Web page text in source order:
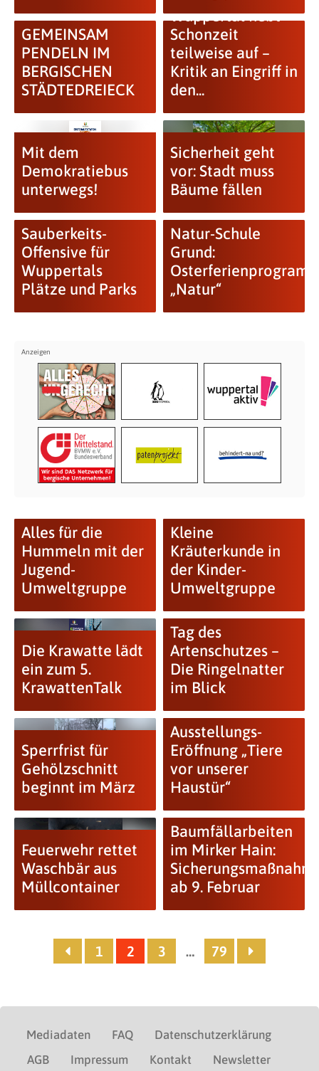
GEMEINSAM
PENDELN IM
BERGISCHEN
STÄDTEDREIECK
Wuppertal hebt
Schonzeit
teilweise auf –
Kritik an Eingriff in
den...
Mit dem
Demokratiebus
unterwegs!
Sicherheit geht
vor: Stadt muss
Bäume fällen
Sauberkeits-
Offensive für
Wuppertals
Plätze und Parks
Natur-Schule
Grund:
„Natur“
Alles für die
Hummeln mit der
Jugend-
Umweltgruppe
Kleine
Kräuterkunde in
der Kinder-
Umweltgruppe
Die Krawatte lädt
ein zum 5.
KrawattenTalk
Tag des
Artenschutzes –
Die Ringelnatter
im Blick
Sperrfrist für
Gehölzschnitt
beginnt im März
Ausstellungs-
Eröffnung „Tiere
vor unserer
Haustür“
Feuerwehr rettet
Waschbär aus
Müllcontainer
Baumfällarbeiten
im Mirker Hain:
ab 9. Februar
1 2 3 … 79
Mediadaten FAQ
Datenschutzerklärung
AGB
Impressum Kontakt Newsletter